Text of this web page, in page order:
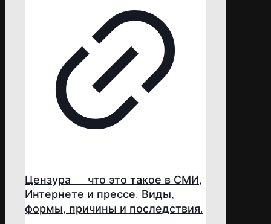
Цензура — что это такое в СМИ,
Интернете и прессе. Виды,
формы, причины и последствия.